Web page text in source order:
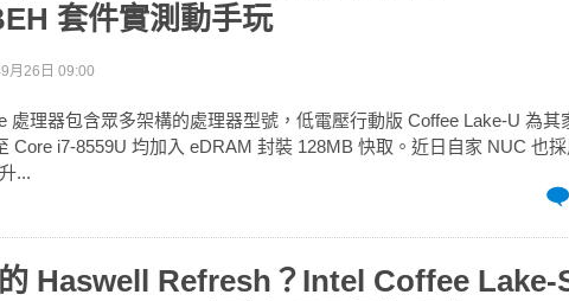
套件實測動手玩
月26日 09:00
處理器包含眾多架構的處理器型號，低電壓行動版 Coffee Lake-U 為其
Core i7-8559U 均加入 eDRAM 封裝 128MB 快取。近日自家 NUC 也
...
Haswell Refresh？Intel Coffee Lake-